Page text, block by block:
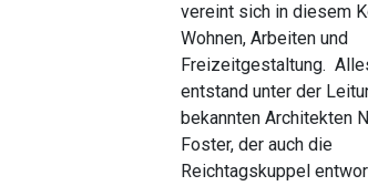
vereint sich in diesem
Wohnen, Arbeiten und
Freizeitgestaltung.
entstand unter der
bekannten Architekten
Foster, der auch die
Reichtagskuppel